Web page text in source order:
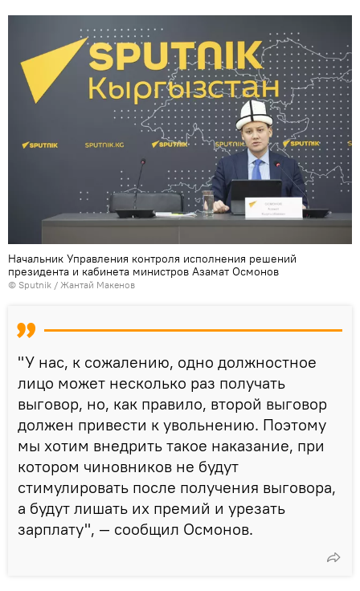
Начальник Управления контроля исполнения решений
президента и кабинета министров Азамат Осмонов
© Sputnik / Жантай Макенов
"У нас, к сожалению, одно должностное
лицо может несколько раз получать
выговор, но, как правило, второй выговор
должен привести к увольнению. Поэтому
мы хотим внедрить такое наказание, при
котором чиновников не будут
стимулировать после получения выговора,
а будут лишать их премий и урезать
зарплату", — сообщил Осмонов.